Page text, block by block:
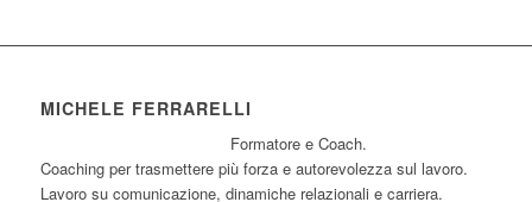
MICHELE FERRARELLI
Formatore e Coach.
Coaching per trasmettere più forza e autorevolezza sul lavoro.
Lavoro su comunicazione, dinamiche relazionali e carriera.